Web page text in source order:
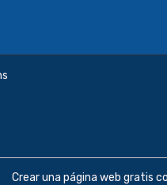
Crear una página web gratis